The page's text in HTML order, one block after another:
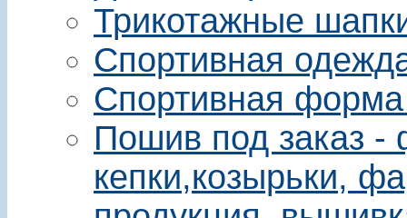
Трикотажные
Спортивная
Спортивная
Пошив под заказ -
кепки,козырьки,